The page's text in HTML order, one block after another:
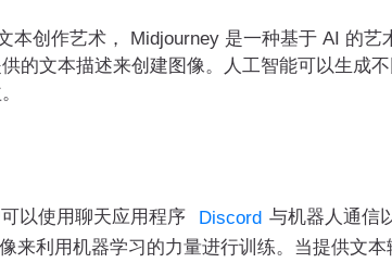
作艺术， Midjourney 是一种基于 AI 的艺
的文本描述来创建图像。人工智能可以生成
以使用聊天应用程序 Discord 与机器人通信
来利用机器学习的力量进行训练。当提供文